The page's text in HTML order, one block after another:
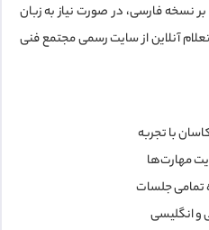
نسخه فارسی، در صورت نیاز به زبان
آنلایناز سایت رسمی مجتمع فنی
با تجربه
مهارت‌ها
جلسات
و انگلیسی